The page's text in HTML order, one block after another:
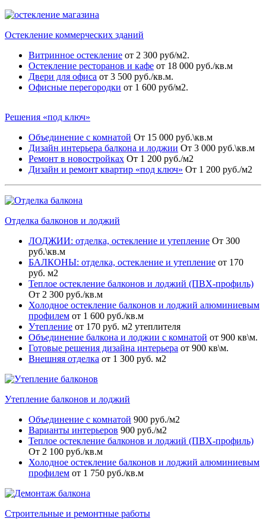
Остекление коммерческих зданий
Витринное остекление от 2 300 руб/м2.
Остекление ресторанов и кафе от 18 000 руб./кв.м
Двери для офиса от 3 500 руб./кв.м.
Офисные перегородки от 1 600 руб/м2.
Решения «под ключ»
Объединение с комнатой От 15 000 руб.\кв.м
Дизайн интерьера балкона и лоджии От 3 000 руб.\кв.м
Ремонт в новостройках От 1 200 руб./м2
Дизайн и ремонт квартир «под ключ» От 1 200 руб./м2
Отделка балконов и лоджий
ЛОДЖИИ: отделка, остекление и утепление От 300
руб.\кв.м
БАЛКОНЫ: отделка, остекление и утепление от 170
руб. м2
Теплое остекление балконов и лоджий (ПВХ-профиль)
От 2 300 руб./кв.м
Холодное остекление балконов и лоджий алюминиевым
профилем от 1 600 руб./кв.м
Утепление от 170 руб. м2 утеплителя
Объединение балкона и лоджии с комнатой от 900 кв\м.
Готовые решения дизайна интерьера от 900 кв\м.
Внешняя отделка от 1 300 руб. м2
Утепление балконов и лоджий
Объединение с комнатой 900 руб./м2
Варианты интерьеров 900 руб./м2
Теплое остекление балконов и лоджий (ПВХ-профиль)
От 2 100 руб./кв.м
Холодное остекление балконов и лоджий алюминиевым
профилем от 1 750 руб./кв.м
Строительные и ремонтные работы